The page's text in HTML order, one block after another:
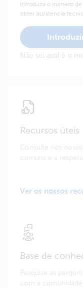
Introduza o número
obter assistência
Não sei qual é o
Recursos úteis
Consulte nos
comuns e a
Ver os nossos
Base de
Pesquise as
com a comunidade